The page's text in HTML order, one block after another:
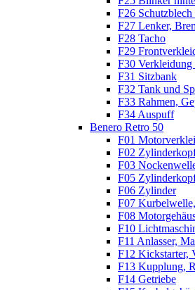
F26
F27 Lenker,
F28 Tacho
F29
F30 Verkleidung
F31 Sitzbank
F32 Tank und
F33 Rahmen,
F34 Auspuff
Benero Retro 50
F01
F02
F03
F05
F06 Zylinder
F07
F08
F10
F11 Anlasser,
F12 Kickstarter,
F13 Kupplung,
F14 Getriebe